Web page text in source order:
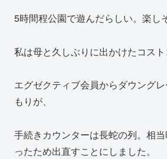
5時間程公園で遊んだらしい。楽し
私は母と久しぶりに出かけたコス
エグゼクティブ会員からダウング
もりが、
手続きカウンターは長蛇の列。相
ったため出直すことにしました。